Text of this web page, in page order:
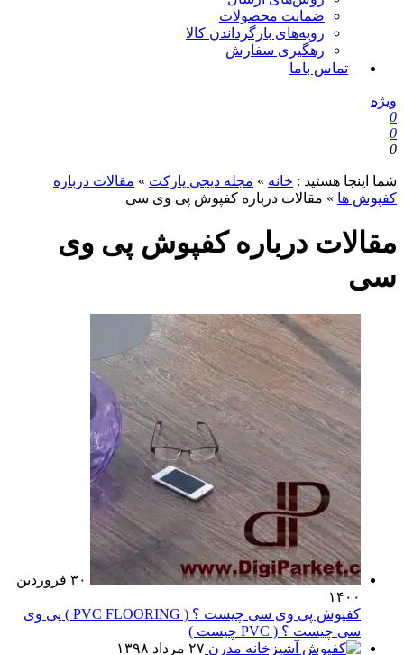
ضمانت محصولات
رویه‌های بازگرداندن کالا
رهگیری سفارش
تماس باما
اینجا هستید : خانه»مجله دیجی پارکت»مقالات درباره
ها»مقالات درباره کفپوش پی وی سی
درباره کفپوش پی وی
۳۰ فروردین
۱۴۰۰
کفپوش پی وی سی چیست ؟ ( PVC FLOORING ) پی وی
سی چیست ؟ ( PVC چیست )
۲۷ مرداد ۱۳۹۸